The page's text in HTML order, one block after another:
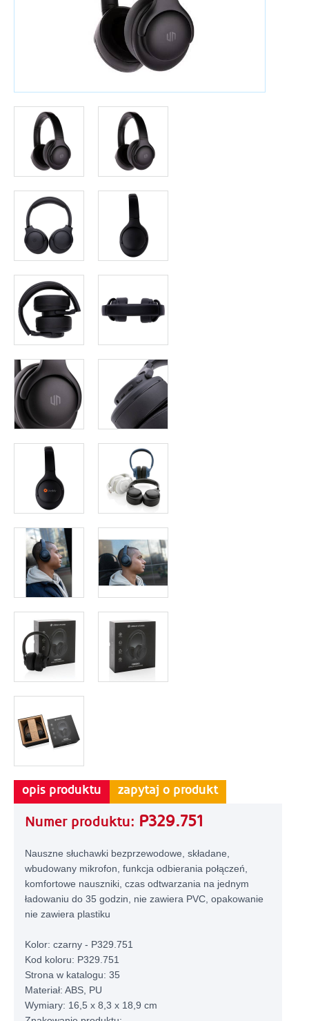
opis produktu zapytaj o produkt
Numer produktu: P329.751
Nauszne słuchawki bezprzewodowe, składane,
wbudowany mikrofon, funkcja odbierania połączeń,
komfortowe nauszniki, czas odtwarzania na jednym
ładowaniu do 35 godzin, nie zawiera PVC, opakowanie
nie zawiera plastiku
Kolor: czarny - P329.751
Kod koloru: P329.751
Strona w katalogu: 35
Materiał: ABS, PU
Wymiary: 16,5 x 8,3 x 18,9 cm